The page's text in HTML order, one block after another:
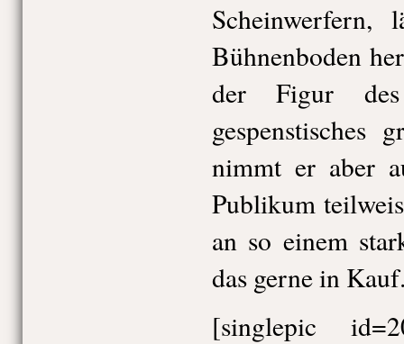
Bühnenboden
der Figur
gespenstisches
nimmt er aber
Publikum
an so einem
das gerne in
[singlepic